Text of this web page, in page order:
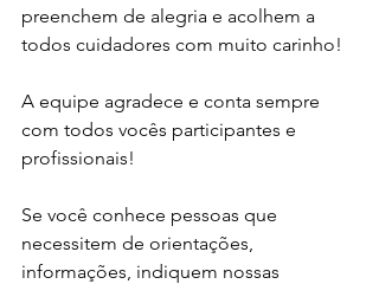
preenchem de alegria e acolhem a
todos cuidadores com muito carinho!
A equipe agradece e conta sempre
com todos vocês participantes e
profissionais!
Se você conhece pessoas que
necessitem de orientações,
informações, indiquem nossas